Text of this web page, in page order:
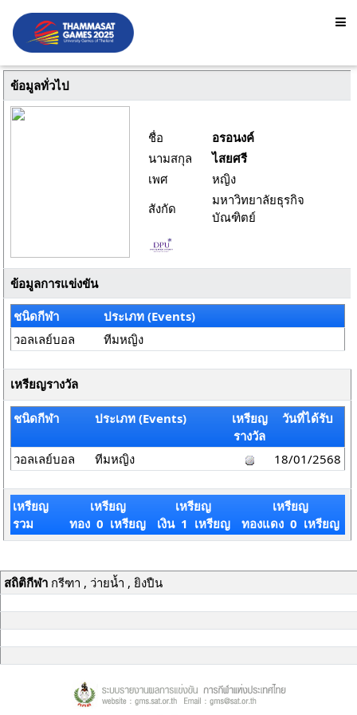
ข้อมูลทั่วไป
ชื่อ
อรอนงค์
นามสกุล
ไสยศรี
เพศ
หญิง
สังกัด
มหาวิทยาลัยธุรกิจ
บัณฑิตย์
ข้อมูลการแข่งขัน
ชนิดกีฬา
ประเภท (Events)
วอลเลย์บอล
ทีมหญิง
เหรียญรางวัล
ชนิดกีฬา ประเภท (Events)
เหรียญ
รางวัล
วันที่ได้รับ
วอลเลย์บอล ทีมหญิง 18/01/2568
เหรียญ
รวม
เหรียญ
ทอง 0 เหรียญ
เหรียญ
เงิน 1 เหรียญ
เหรียญ
ทองแดง 0 เหรียญ
สถิติกีฬากรีฑา , ว่ายน้ำ , ยิงปืน